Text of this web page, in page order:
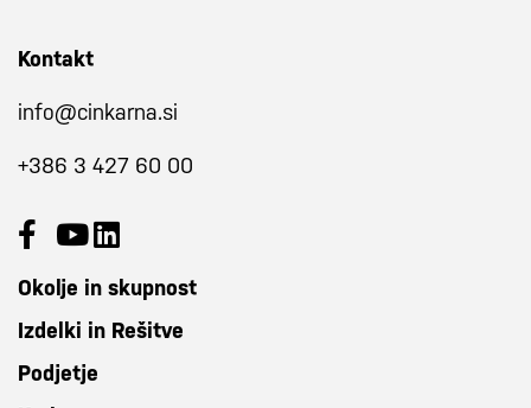
Kontakt
info@cinkarna.si
+386 3 427 60 00
Okolje in skupnost
Izdelki in Rešitve
Podjetje